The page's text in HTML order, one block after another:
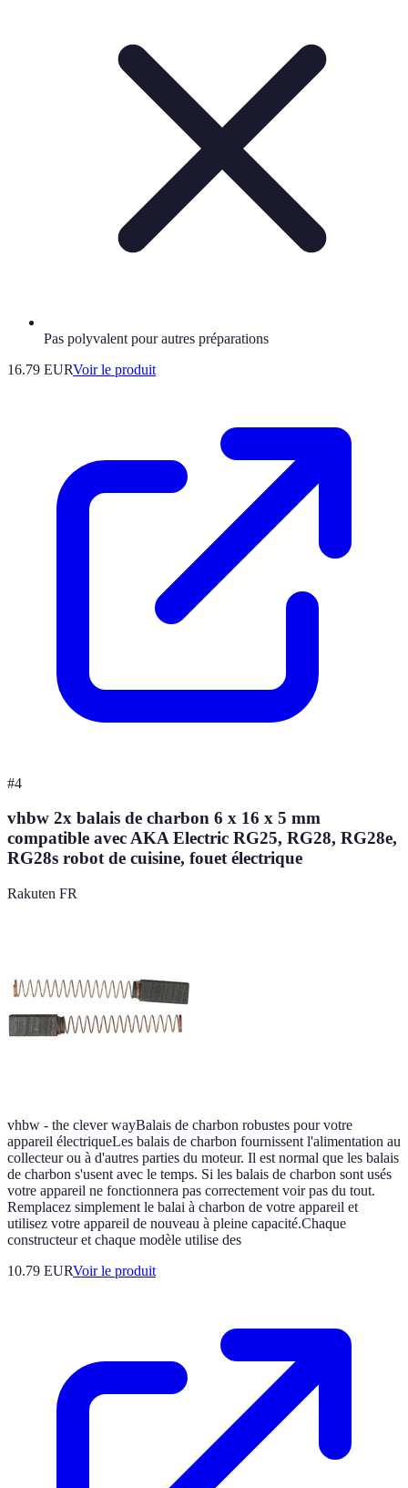
Pas polyvalent pour autres préparations
16.79 EURVoir le produit
#4
vhbw 2x balais de charbon 6 x 16 x 5 mm
compatible avec AKA Electric RG25, RG28, RG28e,
RG28s robot de cuisine, fouet électrique
Rakuten FR
vhbw - the clever wayBalais de charbon robustes pour votre
appareil électriqueLes balais de charbon fournissent l'alimentation au
collecteur ou à d'autres parties du moteur. Il est normal que les balais
de charbon s'usent avec le temps. Si les balais de charbon sont usés
votre appareil ne fonctionnera pas correctement voir pas du tout.
Remplacez simplement le balai à charbon de votre appareil et
utilisez votre appareil de nouveau à pleine capacité.Chaque
constructeur et chaque modèle utilise des
10.79 EURVoir le produit